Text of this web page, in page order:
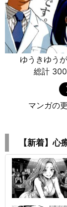
ゆうきゆう
総計
マンガの
【新着】心